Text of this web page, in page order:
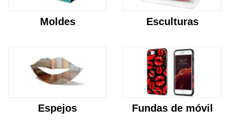
Moldes Esculturas
Espejos Fundas de móvil